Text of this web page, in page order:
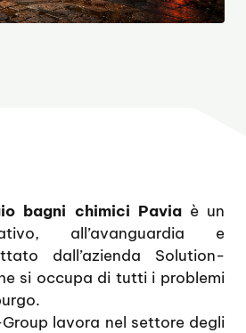
bagni chimici Paviaè un
all’avanguardia e
dall’azienda Solution-
si occupa di tutti i problemi
lavora nel settore degli